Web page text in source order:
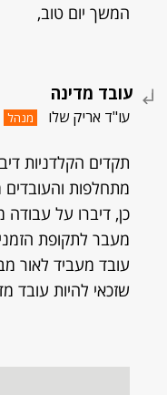
המשך יום טוב,
עובד מדינה
עו"ד אריק שלו מנהל
תקדים הקלדניות
מתחלפות
כן, דיברו על
מעבר לתקופת
עובד מעביד לאור
שזכאי להיות עובד